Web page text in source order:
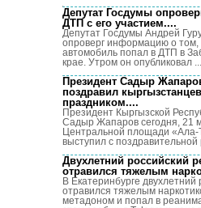
Депутат Госдумы
ДТП с его участием....
Депутат Госдумы Андрей
опроверг информацию о том,
автомобиль попал в ДТП в
крае. Утром он опубликовал ...
Президент Садыр
поздравил
праздником....
Президент Кыргызской
Садыр Жапаров сегодня, 21
Центральной площади «Ала-
выступил с поздравительной
Двухлетний российский
отравился тяжелым
В Екатеринбурге двухлетний
отравился тяжелым
метадоном и попал в